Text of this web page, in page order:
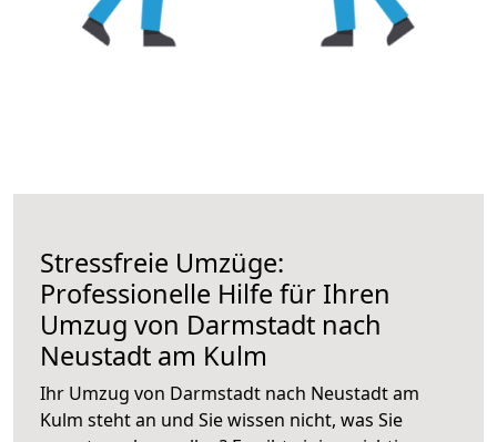
Stressfreie Umzüge:
Professionelle Hilfe für Ihren
Umzug von Darmstadt nach
Neustadt am Kulm
Ihr Umzug von Darmstadt nach Neustadt am
Kulm steht an und Sie wissen nicht, was Sie